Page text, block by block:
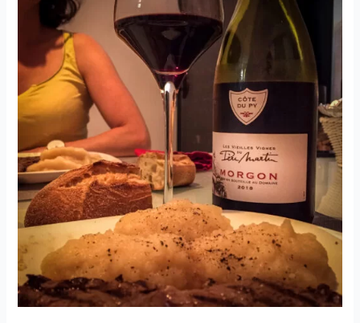
Cairanne
Les
Estrambords
–
1996
Domaine
Richaud